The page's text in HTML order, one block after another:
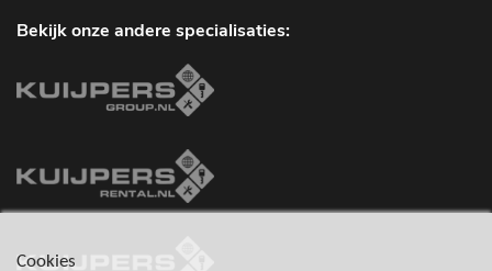
Bekijk onze andere specialisaties:
Cookies